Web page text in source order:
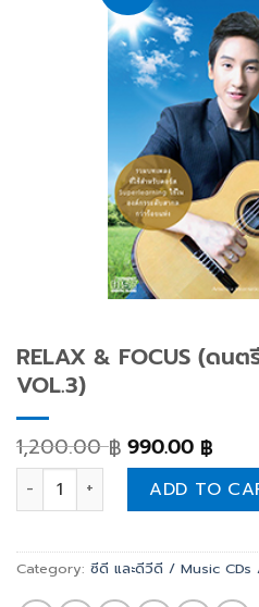
RELAX & FOCUS (ดนต
VOL.3)
1,200.00฿ 990.00 ฿
RELAX & FOCUS (ดนตรีคลาส
ADD TO
Category: ซีดี และดีวีดี / Music CDs